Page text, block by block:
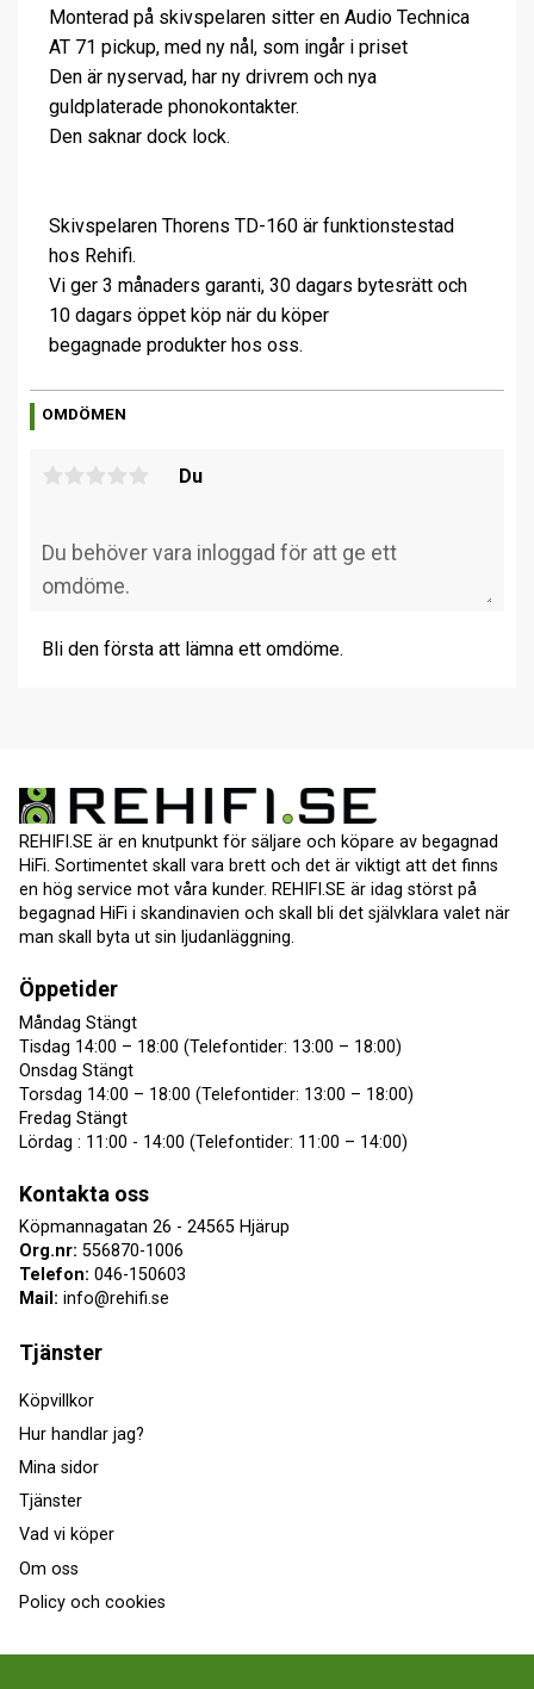
Monterad på skivspelaren sitter en Audio Technica
AT 71 pickup, med ny nål, som ingår i priset
Den är nyservad, har ny drivrem och nya
guldplaterade phonokontakter.
Den saknar dock lock.
Skivspelaren Thorens TD-160 är funktionstestad
hos Rehifi.
Vi ger 3 månaders garanti, 30 dagars bytesrätt och
10 dagars öppet köp när du köper
begagnade produkter hos oss.
OMDÖMEN
Du
Bli den första att lämna ett omdöme.
REHIFI.SE är en knutpunkt för säljare och köpare av begagnad
HiFi. Sortimentet skall vara brett och det är viktigt att det finns
en hög service mot våra kunder. REHIFI.SE är idag störst på
begagnad HiFi i skandinavien och skall bli det självklara valet när
man skall byta ut sin ljudanläggning.
Öppetider
Måndag Stängt
Tisdag 14:00 – 18:00 (Telefontider: 13:00 – 18:00)
Onsdag Stängt
Torsdag 14:00 – 18:00 (Telefontider: 13:00 – 18:00)
Fredag Stängt
Lördag : 11:00 - 14:00 (Telefontider: 11:00 – 14:00)
Kontakta oss
Köpmannagatan 26 - 24565 Hjärup
Org.nr: 556870-1006
Telefon: 046-150603
Mail: info@rehifi.se
Tjänster
Köpvillkor
Hur handlar jag?
Mina sidor
Tjänster
Vad vi köper
Om oss
Policy och cookies